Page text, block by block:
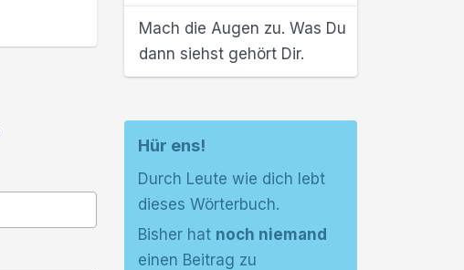
Mach die Augen zu. Was Du
dann siehst gehört Dir.
Hür ens!
Durch Leute wie dich lebt
dieses Wörterbuch.
Bisher hat noch niemand
einen Beitrag zu